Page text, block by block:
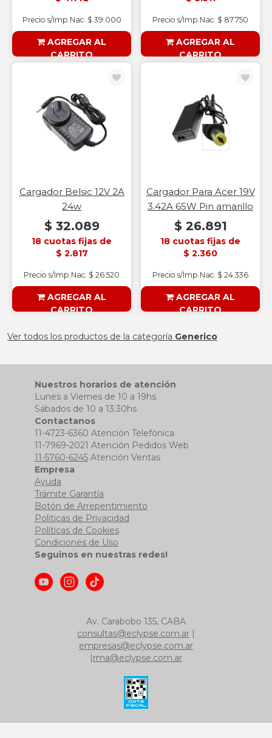
Precio s/Imp.Nac. $ 39.000
AGREGAR AL
CARRITO
Precio s/Imp.Nac. $ 87.750
AGREGAR AL
CARRITO
Cargador Belsic 12V 2A
24w
$ 32.089
18 cuotas fijas de
$ 2.817
Precio s/Imp.Nac. $ 26.520
AGREGAR AL
CARRITO
Cargador Para Acer 19V
3.42A 65W Pin amarillo
$ 26.891
18 cuotas fijas de
$ 2.360
Precio s/Imp.Nac. $ 24.336
AGREGAR AL
CARRITO
Ver todos los productos de la categoría Generico
Nuestros horarios de atención
Lunes a Viernes de 10 a 19hs.
Sábados de 10 a 13:30hs
Contactanos
11-4723-6360 Atención Telefónica
11-7969-2021 Atención Pedidos Web
11-5760-6245Atención Ventas
Empresa
Ayuda
Trámite Garantía
Botón de Arrepentimiento
Políticas de Privacidad
Políticas de Cookies
Condiciones de Uso
Seguinos en nuestras redes!
Av. Carabobo 135, CABA
consultas@eclypse.com.ar |
empresas@eclypse.com.ar
|rma@eclypse.com.ar